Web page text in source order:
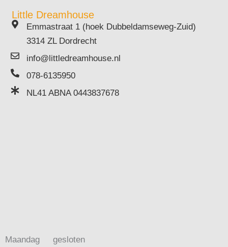
Little Dreamhouse
Emmastraat 1 (hoek Dubbeldamseweg-Zuid)
3314 ZL Dordrecht
info@littledreamhouse.nl
078-6135950
NL41 ABNA 0443837678
Maandag gesloten